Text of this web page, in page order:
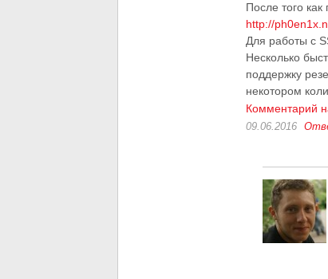
После того
http://
Для работы с
Несколько
поддержку
некотором
Комментарий
09.06.2016